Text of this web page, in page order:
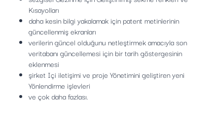
Kısayolları
daha kesin bilgi yakalamak için patent metinlerinin
güncellenmiş ekranları
verilerin güncel olduğunu netleştirmek amacıyla son
veritabanı güncellemesi için bir tarih göstergesinin
eklenmesi
şirket Içi iletişimi ve proje Yönetimini geliştiren yeni
Yönlendirme işlevleri
ve çok daha fazlası.